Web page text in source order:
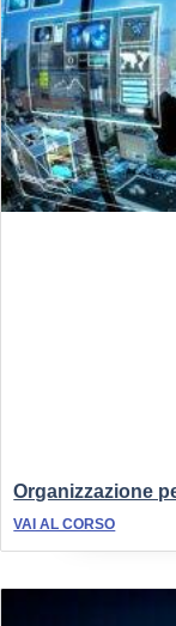
Organizzazione
VAI AL CORSO